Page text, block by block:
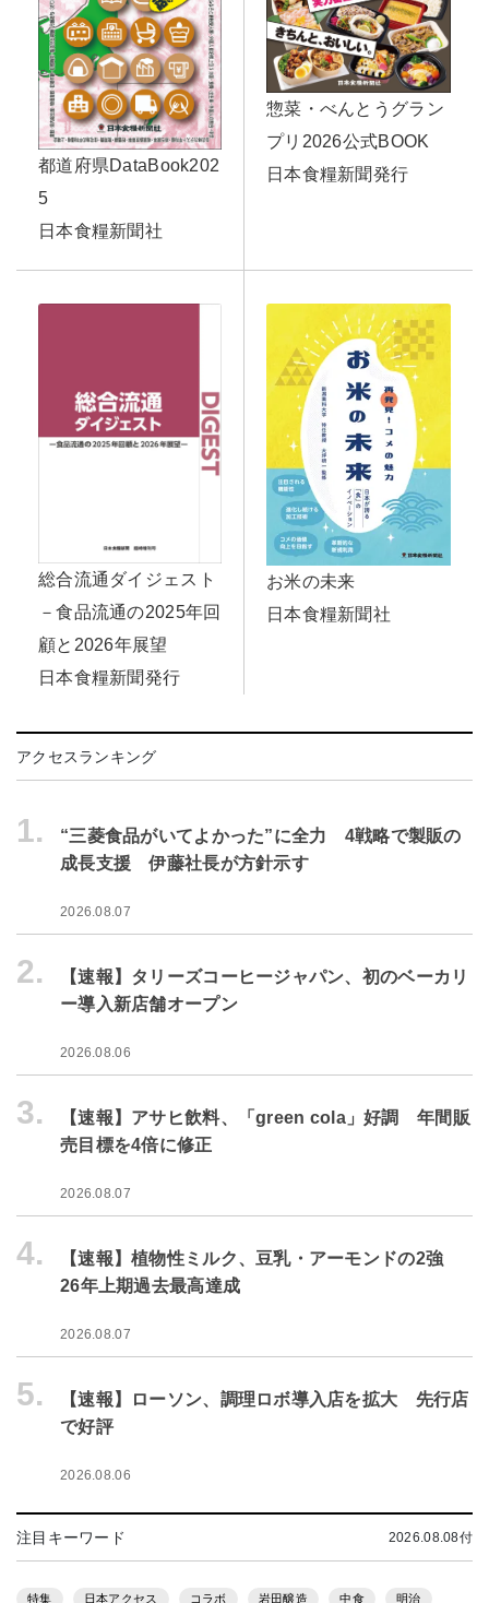
都道府県DataBook202
5
日本食糧新聞社
惣菜・べんとうグラン
プリ2026公式BOOK
日本食糧新聞発行
総合流通ダイジェスト
－食品流通の2025年回
顧と2026年展望
日本食糧新聞発行
お米の未来
日本食糧新聞社
アクセスランキング
1.
“三菱食品がいてよかった”に全力 4戦略で製販の
成長支援 伊藤社長が方針示す
2026.08.07
2.
【速報】タリーズコーヒージャパン、初のベーカリ
ー導入新店舗オープン
2026.08.06
3.
【速報】アサヒ飲料、「green cola」好調 年間販
売目標を4倍に修正
2026.08.07
4.
【速報】植物性ミルク、豆乳・アーモンドの2強
26年上期過去最高達成
2026.08.07
5.
【速報】ローソン、調理ロボ導入店を拡大 先行店
で好評
2026.08.06
注目キーワード 2026.08.08付
特集 日本アクセス コラボ 岩田醸造 中食 明治